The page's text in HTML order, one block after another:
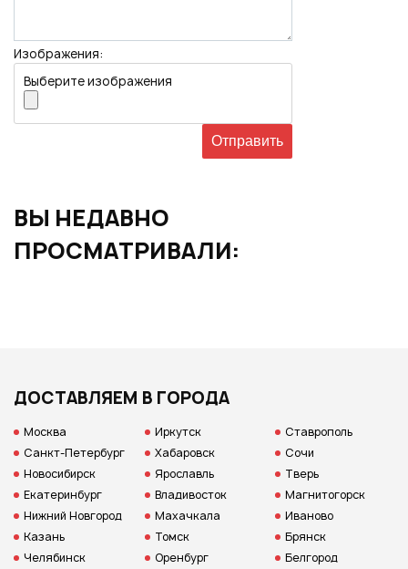
Изображения:
Выберите изображения
ВЫ НЕДАВНО
ПРОСМАТРИВАЛИ:
ДОСТАВЛЯЕМ В ГОРОДА
Москва
Санкт-Петербург
Новосибирск
Екатеринбург
Нижний Новгород
Казань
Челябинск
Иркутск
Хабаровск
Ярославль
Владивосток
Махачкала
Томск
Оренбург
Ставрополь
Сочи
Тверь
Магнитогорск
Иваново
Брянск
Белгород